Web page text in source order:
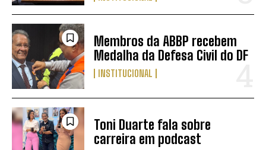
Membros da ABBP recebem
Medalha da Defesa Civil do DF
INSTITUCIONAL
Toni Duarte fala sobre
carreira em podcast